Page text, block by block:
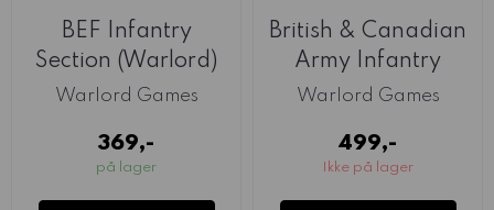
BEF Infantry
Section (Warlord)
Warlord Games
369,-
på lager
British & Canadian
Army Infantry
1943-45 ...
Warlord Games
499,-
Ikke på lager